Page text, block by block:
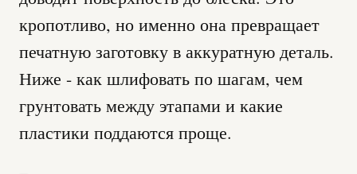
кропотливо, но именно она превращает
печатную заготовку в аккуратную деталь.
Ниже - как шлифовать по шагам, чем
грунтовать между этапами и какие
пластики поддаются проще.